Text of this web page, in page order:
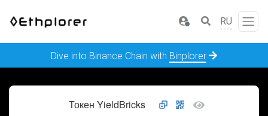
RU
Dive into Binance Chain with Binplorer
Токен YieldBricks